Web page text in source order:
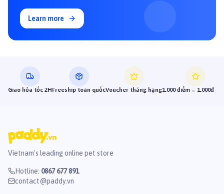
Learn more
Giao hỏa tốc 2HFreeship toàn quốcVoucher thăng hạng1.000 điểm = 1.000đ
Vietnam's leading online pet store
Hotline: 0867 677 891
contact@paddy.vn